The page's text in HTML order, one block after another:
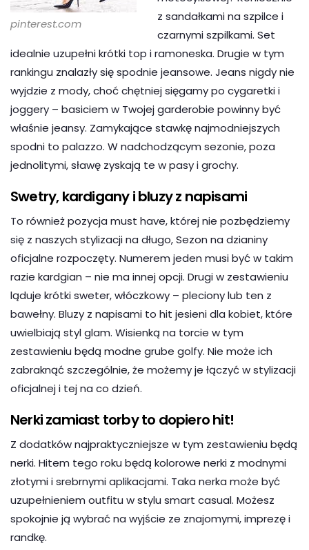
pinterest.com
z sandałkami na szpilce i
czarnymi szpilkami. Set
idealnie uzupełni krótki top i ramoneska. Drugie w tym
rankingu znalazły się spodnie jeansowe. Jeans nigdy nie
wyjdzie z mody, choć chętniej sięgamy po cygaretki i
joggery – basiciem w Twojej garderobie powinny być
właśnie jeansy. Zamykające stawkę najmodniejszych
spodni to palazzo. W nadchodzącym sezonie, poza
jednolitymi, sławę zyskają te w pasy i grochy.
Swetry, kardigany i bluzy z napisami
To również pozycja must have, której nie pozbędziemy
się z naszych stylizacji na długo, Sezon na dzianiny
oficjalne rozpoczęty. Numerem jeden musi być w takim
razie kardgian – nie ma innej opcji. Drugi w zestawieniu
ląduje krótki sweter, włóczkowy – pleciony lub ten z
bawełny. Bluzy z napisami to hit jesieni dla kobiet, które
uwielbiają styl glam. Wisienką na torcie w tym
zestawieniu będą modne grube golfy. Nie może ich
zabraknąć szczególnie, że możemy je łączyć w stylizacji
oficjalnej i tej na co dzień.
Nerki zamiast torby to dopiero hit!
Z dodatków najpraktyczniejsze w tym zestawieniu będą
nerki. Hitem tego roku będą kolorowe nerki z modnymi
złotymi i srebrnymi aplikacjami. Taka nerka może być
uzupełnieniem outfitu w stylu smart casual. Możesz
spokojnie ją wybrać na wyjście ze znajomymi, imprezę i
randkę.